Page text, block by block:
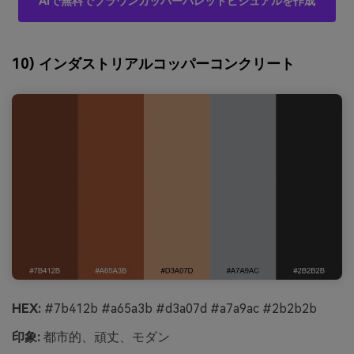
10) インダストリアルコッパーコンクリート
HEX: #7b412b #a65a3b #d3a07d #a7a9ac #2b2b2b
印象: 都市的、頑丈、モダン